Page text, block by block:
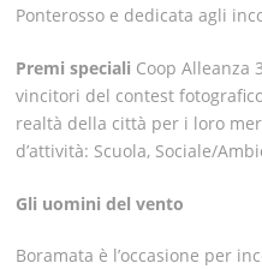
Ponterosso e dedicata agli
Premi speciali Coop Alleanza
vincitori del contest
realtà della città per i loro
d’attività: Scuola, Sociale/
Gli uomini del vento
Boramata è l’occasione per